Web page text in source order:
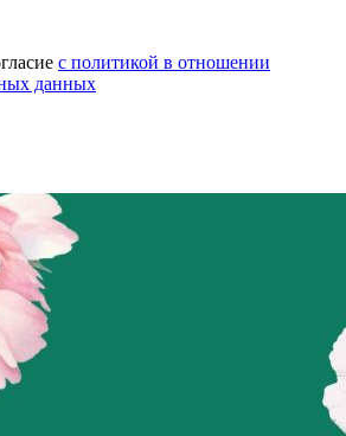
с политикой в отношении
данных